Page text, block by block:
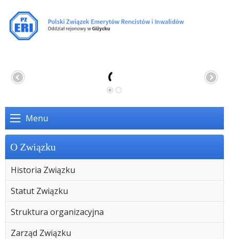
Menu
O Związku
Historia Związku
Statut Związku
Struktura organizacyjna
Zarząd Związku